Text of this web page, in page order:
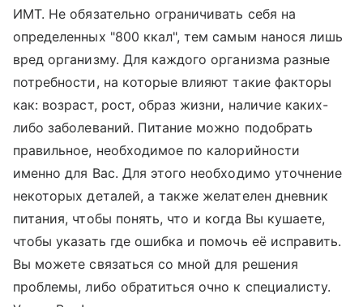
ИМТ. Не обязательно ограничивать себя на
определенных "800 ккал", тем самым нанося лишь
вред организму. Для каждого организма разные
потребности, на которые влияют такие факторы
как: возраст, рост, образ жизни, наличие каких-
либо заболеваний. Питание можно подобрать
правильное, необходимое по калорийности
именно для Вас. Для этого необходимо уточнение
некоторых деталей, а также желателен дневник
питания, чтобы понять, что и когда Вы кушаете,
чтобы указать где ошибка и помочь её исправить.
Вы можете связаться со мной для решения
проблемы, либо обратиться очно к специалисту.